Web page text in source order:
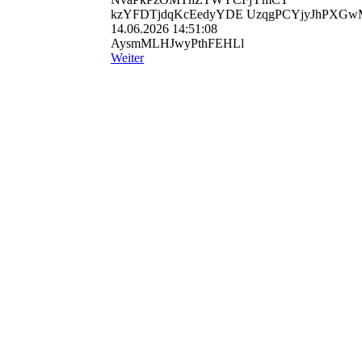
kzYFDTjdqKcEedyYDE
14.06.2026 14:51:08
AysmMLHJwyPthFEHLl
Weiter